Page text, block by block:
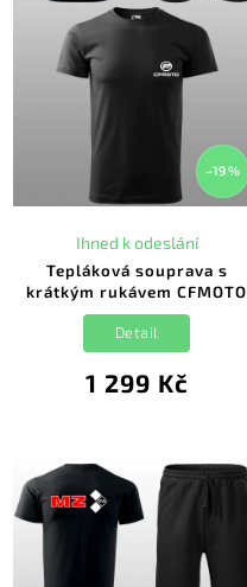
–19 %
Tepláková souprava s
krátkým rukávem CFMOTO
Ihned k odeslání
1 299 Kč
Detail